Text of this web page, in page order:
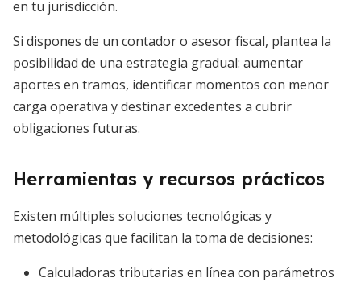
en tu jurisdicción.
Si dispones de un contador o asesor fiscal, plantea la
posibilidad de una estrategia gradual: aumentar
aportes en tramos, identificar momentos con menor
carga operativa y destinar excedentes a cubrir
obligaciones futuras.
Herramientas y recursos prácticos
Existen múltiples soluciones tecnológicas y
metodológicas que facilitan la toma de decisiones:
Calculadoras tributarias en línea con parámetros